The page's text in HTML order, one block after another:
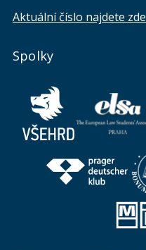
Aktuální číslo najdete zde
Spolky